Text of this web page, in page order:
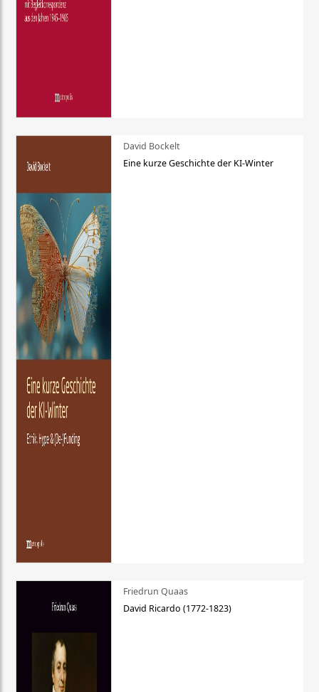
David Bockelt
Eine kurze Geschichte der KI-Winter
Friedrun Quaas
David Ricardo (1772-1823)